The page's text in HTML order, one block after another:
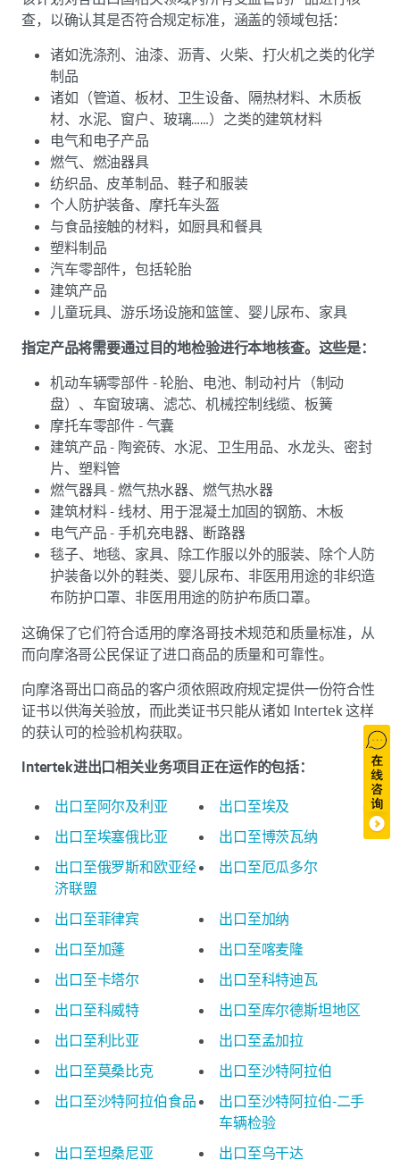
查，以确认其是否符合规定标准，涵盖的领域包括：
诸如洗涤剂、油漆、沥青、火柴、打火机之类的化学
制品
诸如（管道、板材、卫生设备、隔热材料、木质板
材、水泥、窗户、玻璃……）之类的建筑材料
电气和电子产品
燃气、燃油器具
纺织品、皮革制品、鞋子和服装
个人防护装备、摩托车头盔
与食品接触的材料，如厨具和餐具
塑料制品
汽车零部件，包括轮胎
建筑产品
儿童玩具、游乐场设施和篮筐、婴儿尿布、家具
指定产品将需要通过目的地检验进行本地核查。这些是：
机动车辆零部件 - 轮胎、电池、制动衬片（制动
盘）、车窗玻璃、滤芯、机械控制线缆、板簧
摩托车零部件 - 气囊
建筑产品 - 陶瓷砖、水泥、卫生用品、水龙头、密封
片、塑料管
燃气器具 - 燃气热水器、燃气热水器
建筑材料 - 线材、用于混凝土加固的钢筋、木板
电气产品 - 手机充电器、断路器
毯子、地毯、家具、除工作服以外的服装、除个人防
护装备以外的鞋类、婴儿尿布、非医用用途的非织造
布防护口罩、非医用用途的防护布质口罩。
这确保了它们符合适用的摩洛哥技术规范和质量标准，从
而向摩洛哥公民保证了进口商品的质量和可靠性。
向摩洛哥出口商品的客户须依照政府规定提供一份符合性
证书以供海关验放，而此类证书只能从诸如 Intertek 这样
的获认可的检验机构获取。
Intertek进出口相关业务项目正在运作的包括：
出口至阿尔及利亚
出口至埃及
出口至埃塞俄比亚
出口至博茨瓦纳
出口至俄罗斯和欧亚经
济联盟
出口至厄瓜多尔
出口至菲律宾
出口至加纳
出口至加蓬
出口至喀麦隆
出口至卡塔尔
出口至科特迪瓦
出口至科威特
出口至库尔德斯坦地区
出口至利比亚
出口至孟加拉
出口至莫桑比克
出口至沙特阿拉伯
出口至沙特阿拉伯食品
出口至沙特阿拉伯-二手
车辆检验
出口至坦桑尼亚
出口至乌干达